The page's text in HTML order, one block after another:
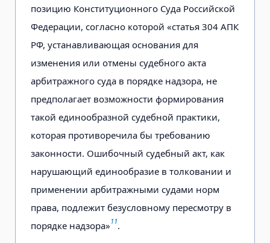
позицию Конституционного Суда Российской
Федерации, согласно которой «статья 304 АПК
РФ, устанавливающая основания для
изменения или отмены судебного акта
арбитражного суда в порядке надзора, не
предполагает возможности формирования
такой единообразной судебной практики,
которая противоречила бы требованию
законности. Ошибочный судебный акт, как
нарушающий единообразие в толковании и
применении арбитражными судами норм
права, подлежит безусловному пересмотру в
порядке надзора»11.